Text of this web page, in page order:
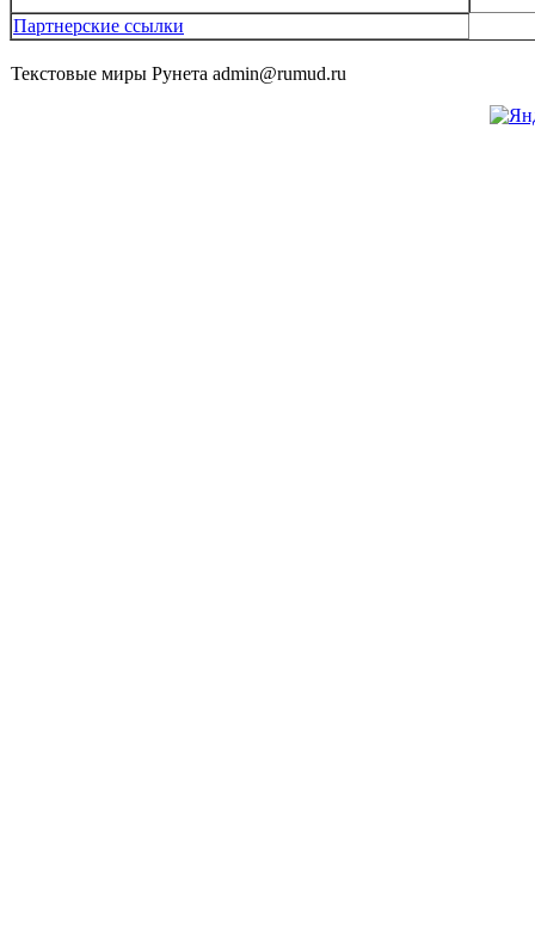
Партнерские ссылки
Текстовые миры Рунета admin@rumud.ru